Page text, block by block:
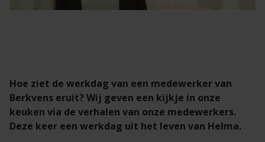
Hoe ziet de werkdag van een medewerker van
Berkvens eruit? Wij geven een kijkje in onze
keuken via de verhalen van onze medewerkers.​
Deze keer een werkdag uit het leven van Helma.